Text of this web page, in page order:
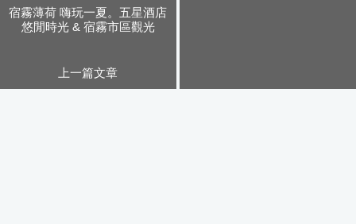
宿霧薄荷 嗨玩一夏。五星酒店
悠閒時光 & 宿霧市區觀光
上一篇文章